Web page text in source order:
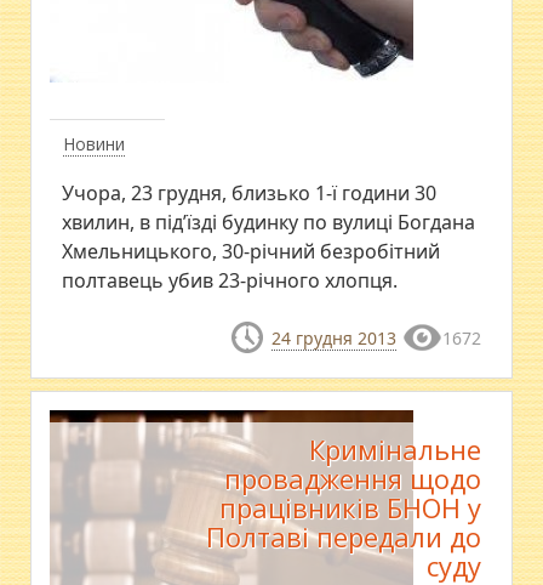
Новини
Учора, 23 грудня, близько 1-ї години 30
хвилин, в під’їзді будинку по вулиці Богдана
Хмельницького, 30-річний безробітний
полтавець убив 23-річного хлопця.
24 грудня 2013 1672
Кримінальне
провадження щодо
працівників БНОН у
Полтаві передали до
суду